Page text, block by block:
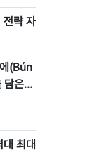
전략 자
(Bún
담은
최대